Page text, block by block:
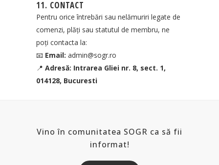
11. CONTACT
Pentru orice întrebări sau nelămuriri legate de
comenzi, plăți sau statutul de membru, ne
poți contacta la:
📧 Email: admin@sogr.ro
📍 Adresă: Intrarea Gliei nr. 8, sect. 1,
014128, Bucuresti
Vino în comunitatea SOGR ca să fii
informat!